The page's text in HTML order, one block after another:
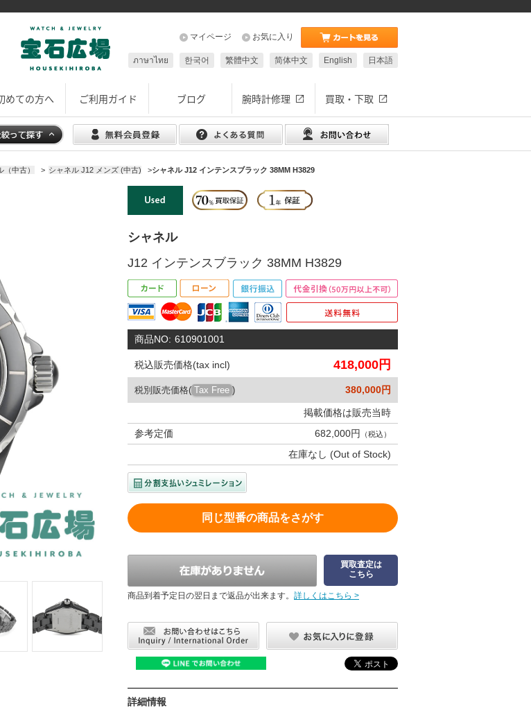
お気に入り
マイページ
日本語
English
简体中文
繁體中文
한국어
ภาษาไทย
めての方へ ご利用ガイド ブログ 腕時計修理 買取・下取
（中古） > シャネル J12 メンズ (中古) >シャネル J12 インテンスブラック 38MM H3829
シャネル
J12 インテンスブラック 38MM H3829
商品NO: 610901001
税込販売価格(tax incl) 418,000円
税別販売価格( Tax Free ) 380,000円
掲載価格は販売当時
参考定価
682,000円 （税込）
在庫なし (Out of Stock)
同じ型番の商品をさがす
買取査定は
こちら
商品到着予定日の翌日まで返品が出来ます。 詳しくはこちら >
詳細情報